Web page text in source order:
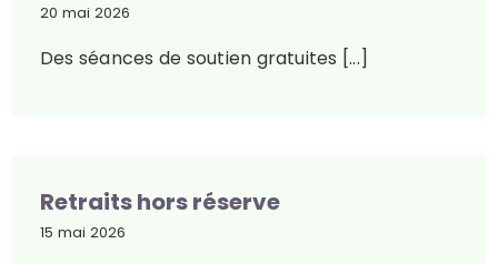
20 mai 2026
Des séances de soutien gratuites [...]
Retraits hors réserve
15 mai 2026